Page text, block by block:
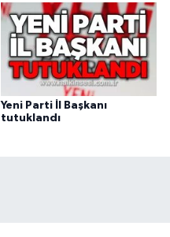
Yeni Parti İl Başkanı
tutuklandı